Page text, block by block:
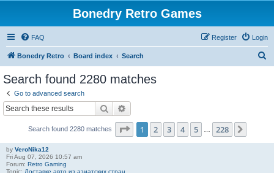
Bonedry Retro Games
FAQ Login
Register
Bonedry Retro Board index Search
Search found 2280 matches
Go to advanced search
Search
Search found 2280 matches Page 1of 228
1 2 3 4 5 228
by VeroNika12
Fri Aug 07, 2026 10:57 am
Forum: Retro Gaming
Topic: Доставке авто из азиатских стран